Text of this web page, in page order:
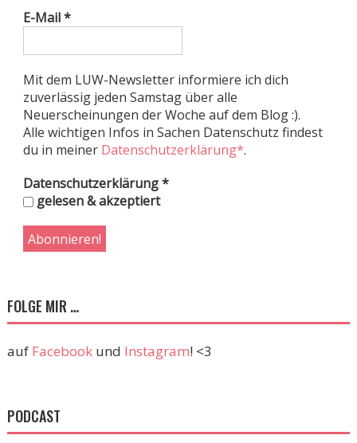
E-Mail*
Mit dem LUW-Newsletter informiere ich dich
zuverlässig jeden Samstag über alle
Neuerscheinungen der Woche auf dem Blog :).
Alle wichtigen Infos in Sachen Datenschutz findest
du in meiner Datenschutzerklärung*.
Datenschutzerklärung*
gelesen & akzeptiert
FOLGE MIR …
auf Facebookund Instagram! <3
PODCAST